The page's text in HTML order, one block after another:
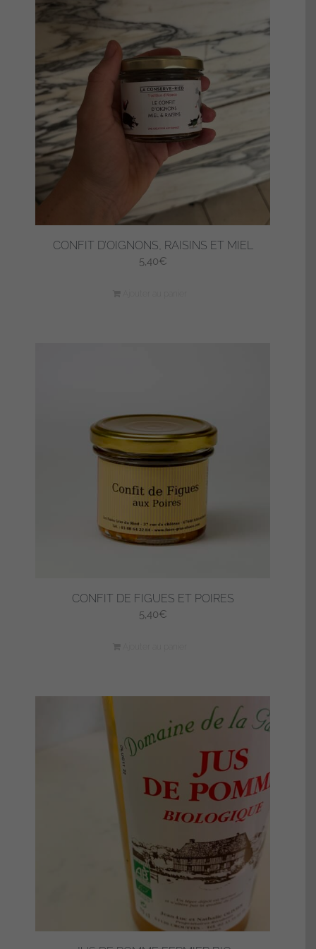
CONFIT D’OIGNONS, RAISINS ET MIEL
5,40€
CONFIT DE FIGUES ET POIRES
5,40€